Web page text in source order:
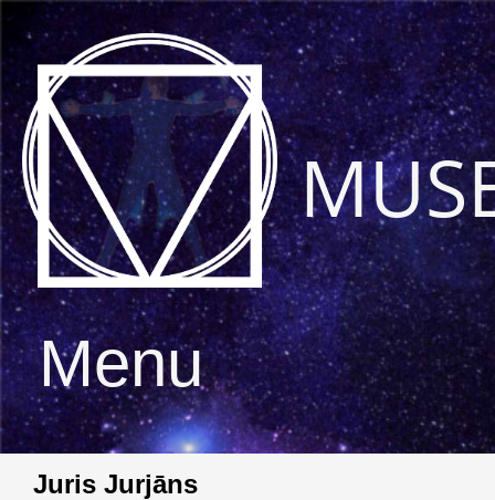
Menu
Juris Jurjāns